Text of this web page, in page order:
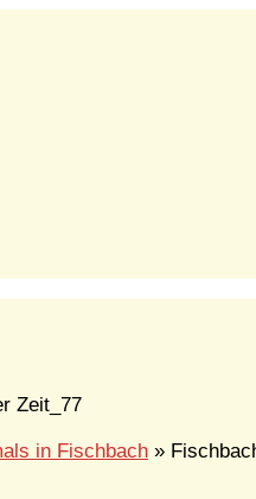
Zeit_77
in Fischbach »